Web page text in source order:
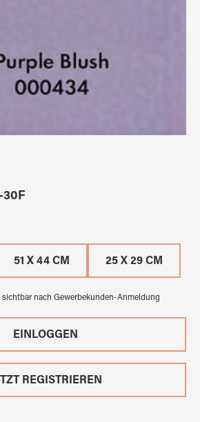
30F
51 X 44 CM 25 X 29 CM
nach Gewerbekunden-Anmeldung
EINLOGGEN
REGISTRIEREN